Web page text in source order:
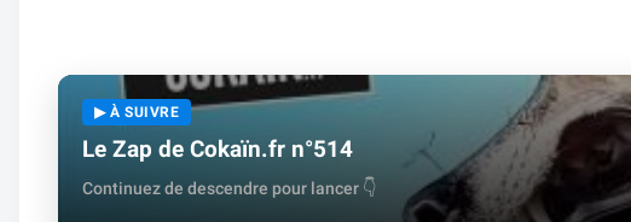
▶ À SUIVRE
Le Zap de Cokaïn.fr n°514
Continuez de descendre pour lancer 👇